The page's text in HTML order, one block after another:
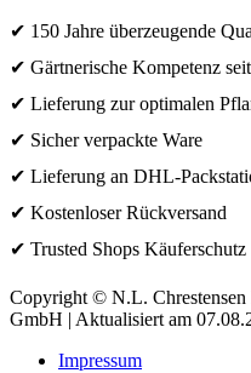
✔ 150 Jahre überzeugende
✔ Gärtnerische Kompetenz
✔ Lieferung zur optimalen
✔ Sicher verpackte Ware
✔ Lieferung an DHL-
✔ Kostenloser Rückversand
✔ Trusted Shops Käuferschutz
Copyright © N.L. Chrestensen
GmbH | Aktualisiert am
Impressum